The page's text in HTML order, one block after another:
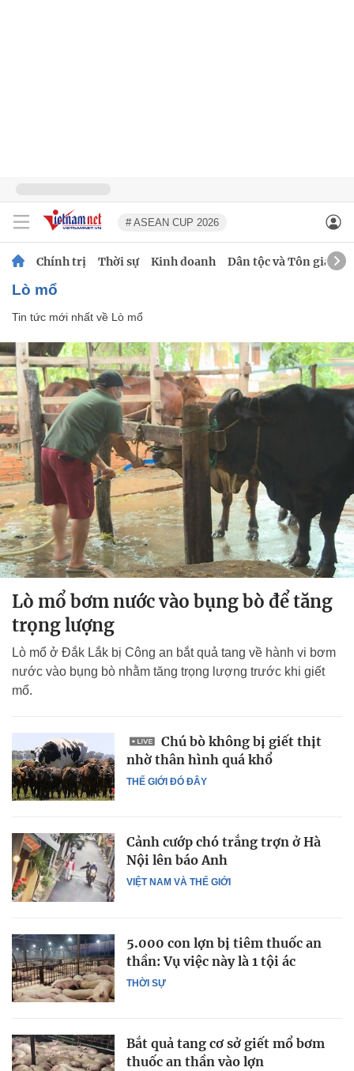
# ASEAN CUP 2026
Chính trị Thời sự Kinh doanh Dân tộc và Tôn giáo
Lò mổ
Tin tức mới nhất về Lò mổ
Lò mổ bơm nước vào bụng bò để tăng
trọng lượng
Lò mổ ở Đắk Lắk bị Công an bắt quả tang về hành vi bơm
nước vào bụng bò nhằm tăng trọng lượng trước khi giết
mổ.
THẾ GIỚI ĐÓ ĐÂY
Chú bò không bị giết thịt
nhờ thân hình quá khổ
VIỆT NAM VÀ THẾ GIỚI
Cảnh cướp chó trắng trợn ở Hà
Nội lên báo Anh
THỜI SỰ
5.000 con lợn bị tiêm thuốc an
thần: Vụ việc này là 1 tội ác
Bắt quả tang cơ sở giết mổ bơm
thuốc an thần vào lợn